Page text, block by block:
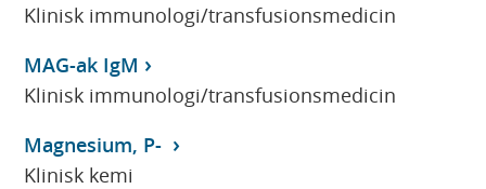
Klinisk immunologi/transfusionsmedicin
MAG-ak IgM
Klinisk immunologi/transfusionsmedicin
Magnesium, P-
Klinisk kemi